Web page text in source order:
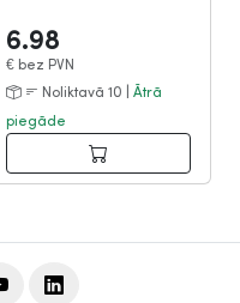
6.98
€ bez PVN
Noliktavā 10 | Ātrā
piegāde